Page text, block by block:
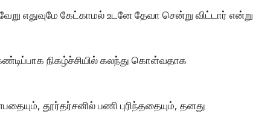
எதுவுமே கேட்காமல் உடனே தேவா சென்று விட்டார் என்று
நிகழ்ச்சியில் கலந்து கொள்வதாக
தூர்தர்சனில் பணி புரிந்ததையும், தனது